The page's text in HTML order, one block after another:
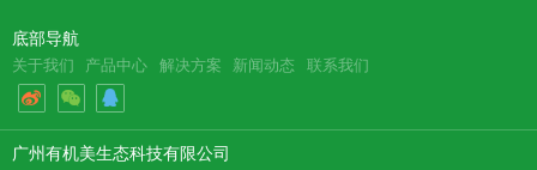
底部导航
关于我们 产品中心 解决方案 新闻动态 联系我们
广州有机美生态科技有限公司